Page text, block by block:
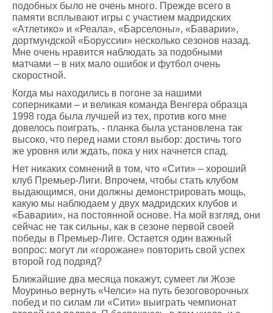
подобных было не очень много. Прежде всего в
памяти всплывают игры с участием мадридских
«Атлетико» и «Реала», «Барселоны», «Баварии»,
дортмундской «Боруссии» несколько сезонов назад.
Мне очень нравится наблюдать за подобными
матчами – в них мало ошибок и футбол очень
скоростной.
Когда мы находились в погоне за нашими
соперниками – и великая команда Венгера образца
1998 года была лучшей из тех, против кого мне
довелось поиграть, - планка была установлена так
высоко, что перед нами стоял выбор: достичь того
же уровня или ждать, пока у них начнется спад.
Нет никаких сомнений в том, что «Сити» – хороший
клуб Премьер-Лиги. Впрочем, чтобы стать клубом
выдающимся, они должны демонстрировать мощь,
какую мы наблюдаем у двух мадридских клубов и
«Баварии», на постоянной основе. На мой взгляд, они
сейчас не так сильны, как в сезоне первой своей
победы в Премьер-Лиге. Остается один важный
вопрос: могут ли «горожане» повторить свой успех
второй год подряд?
Ближайшие два месяца покажут, сумеет ли Жозе
Моуриньо вернуть «Челси» на путь безоговорочных
побед и по силам ли «Сити» выиграть чемпионат